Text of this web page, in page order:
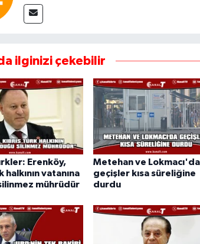
ilginizi çekebilir
Erenköy,
halkının vatanına
mührüdür
Metehan ve Lokmacı'da
geçişler kısa süreliğine
durdu